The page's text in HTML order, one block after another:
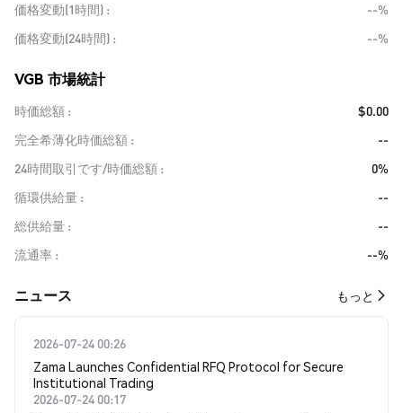
価格変動(1時間)
--%
価格変動(24時間)
--%
VGB 市場統計
時価総額
$0.00
完全希薄化時価総額
--
24時間取引です/時価総額
0%
循環供給量
--
総供給量
--
流通率
--%
​​ニュース​​ もっと
2026-07-24 00:26
Zama Launches Confidential RFQ Protocol for Secure
Institutional Trading
2026-07-24 00:17